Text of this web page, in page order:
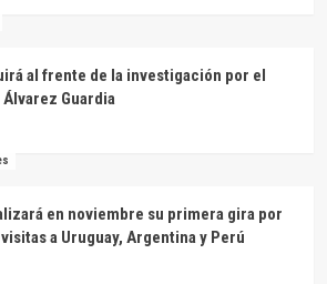
al frente de la investigación por el
Guardia
en noviembre su primera gira por
a Uruguay, Argentina y Perú